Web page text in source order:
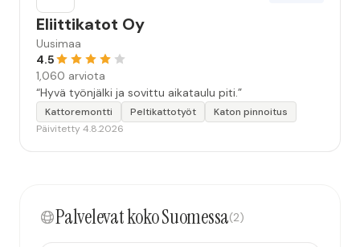
Eliittikatot Oy
Uusimaa
4.5
1,060 arviota
“Hyvä työnjälki ja sovittu aikataulu piti.”
Kattoremontti Peltikattotyöt
Katon pinnoitus
Päivitetty 4.8.2026
Palvelevat koko Suomessa(2)